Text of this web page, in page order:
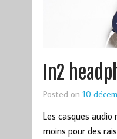
In2
Posted on 10
Les casques audio
moins pour des